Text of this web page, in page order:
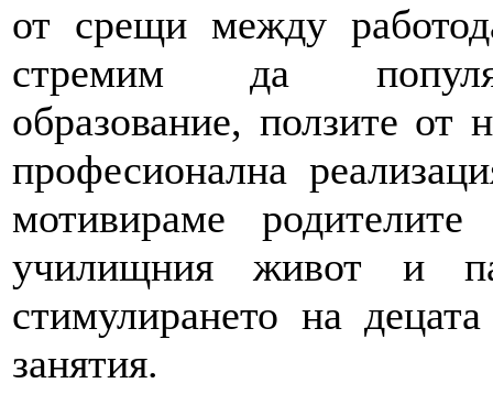
от срещи между
стремим да
образование, ползите от
професионална
мотивираме
училищния живот и
стимулирането на
занятия.